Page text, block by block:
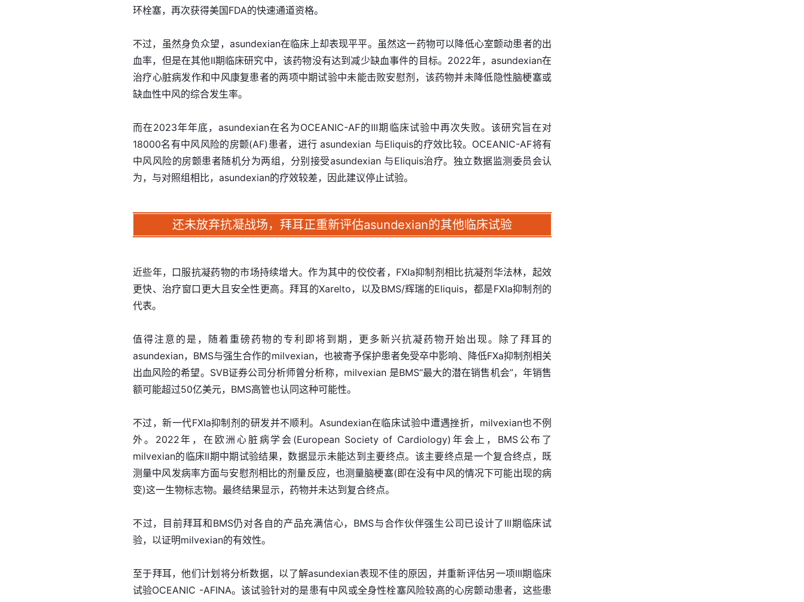
环栓塞，再次获得美国FDA的快速通道资格。
不过，虽然身负众望，asundexian在临床上却表现平平。虽然这一药物可以降低心室颤动患者的出
血率，但是在其他II期临床研究中，该药物没有达到减少缺血事件的目标。2022年，asundexian在
治疗心脏病发作和中风康复患者的两项中期试验中未能击败安慰剂，该药物并未降低隐性脑梗塞或
缺血性中风的综合发生率。
而在2023年年底，asundexian在名为OCEANIC-AF的III期临床试验中再次失败。该研究旨在对
18000名有中风风险的房颤(AF)患者，进行 asundexian 与Eliquis的疗效比较。OCEANIC-AF将有
中风风险的房颤患者随机分为两组，分别接受asundexian 与Eliquis治疗。独立数据监测委员会认
为，与对照组相比，asundexian的疗效较差，因此建议停止试验。
还未放弃抗凝战场，拜耳正重新评估asundexian的其他临床试验
近些年，口服抗凝药物的市场持续增大。作为其中的佼佼者，FXIa抑制剂相比抗凝剂华法林，起效
更快、治疗窗口更大且安全性更高。拜耳的Xarelto，以及BMS/辉瑞的Eliquis，都是FXIa抑制剂的
代表。
值得注意的是，随着重磅药物的专利即将到期，更多新兴抗凝药物开始出现。除了拜耳的
asundexian，BMS与强生合作的milvexian，也被寄予保护患者免受卒中影响、降低FXa抑制剂相关
出血风险的希望。SVB证券公司分析师曾分析称，milvexian 是BMS“最大的潜在销售机会”，年销售
额可能超过50亿美元，BMS高管也认同这种可能性。
不过，新一代FXIa抑制剂的研发并不顺利。Asundexian在临床试验中遭遇挫折，milvexian也不例
外。2022年，在欧洲心脏病学会(European Society of Cardiology)年会上，BMS公布了
milvexian的临床II期中期试验结果，数据显示未能达到主要终点。该主要终点是一个复合终点，既
测量中风发病率方面与安慰剂相比的剂量反应，也测量脑梗塞(即在没有中风的情况下可能出现的病
变)这一生物标志物。最终结果显示，药物并未达到复合终点。
不过，目前拜耳和BMS仍对各自的产品充满信心，BMS与合作伙伴强生公司已设计了III期临床试
验，以证明milvexian的有效性。
至于拜耳，他们计划将分析数据，以了解asundexian表现不佳的原因，并重新评估另一项III期临床
试验OCEANIC -AFINA。该试验针对的是患有中风或全身性栓塞风险较高的心房颤动患者，这些患